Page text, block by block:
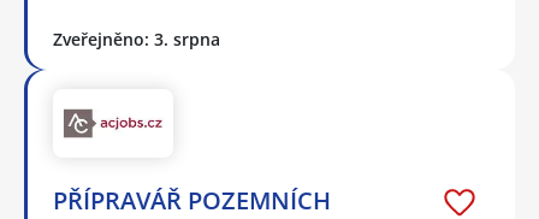
Zveřejněno: 3. srpna
PŘÍPRAVÁŘ POZEMNÍCH